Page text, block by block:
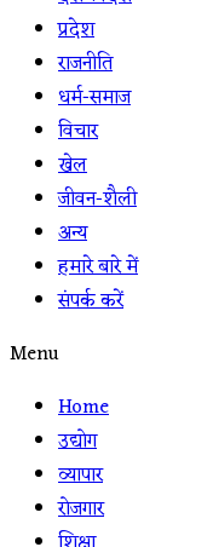
प्रदेश
राजनीति
धर्म-समाज
विचार
खेल
जीवन-शैली
अन्य
हमारे बारे में
संपर्क करें
Menu
Home
उद्योग
व्यापार
रोजगार